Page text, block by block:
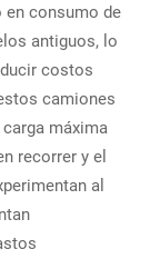
en consumo de
antiguos, lo
costos
camiones
máxima
recorrer y el
al